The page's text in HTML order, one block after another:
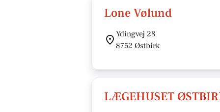
Lone Vølund
Ydingvej 28
8752 Østbirk
LÆGEHUSET